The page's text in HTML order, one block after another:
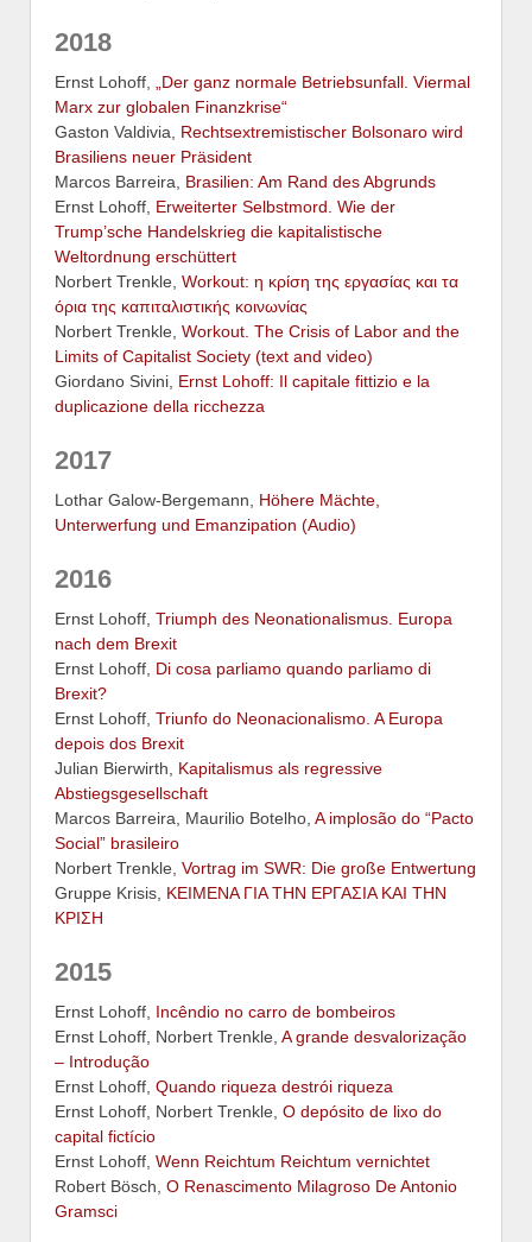
2018
Ernst Lohoff, „Der ganz normale Betriebsunfall. Viermal
Marx zur globalen Finanzkrise“
Gaston Valdivia, Rechtsextremistischer Bolsonaro wird
Brasiliens neuer Präsident
Marcos Barreira, Brasilien: Am Rand des Abgrunds
Ernst Lohoff, Erweiterter Selbstmord. Wie der
Trump’sche Handelskrieg die kapitalistische
Weltordnung erschüttert
Norbert Trenkle, Workout: η κρίση της εργασίας και τα
όρια της καπιταλιστικής κοινωνίας
Norbert Trenkle, Workout. The Crisis of Labor and the
Limits of Capitalist Society (text and video)
Giordano Sivini, Ernst Lohoff: Il capitale fittizio e la
duplicazione della ricchezza
2017
Lothar Galow-Bergemann, Höhere Mächte,
Unterwerfung und Emanzipation (Audio)
2016
Ernst Lohoff, Triumph des Neonationalismus. Europa
nach dem Brexit
Ernst Lohoff, Di cosa parliamo quando parliamo di
Brexit?
Ernst Lohoff, Triunfo do Neonacionalismo. A Europa
depois dos Brexit
Julian Bierwirth, Kapitalismus als regressive
Abstiegsgesellschaft
Marcos Barreira, Maurilio Botelho, A implosão do “Pacto
Social” brasileiro
Norbert Trenkle, Vortrag im SWR: Die große Entwertung
Gruppe Krisis, ΚΕΙΜΕΝΑ ΓΙΑ ΤΗΝ ΕΡΓΑΣΙΑ ΚΑΙ ΤΗΝ
ΚΡΙΣΗ
2015
Ernst Lohoff, Incêndio no carro de bombeiros
Ernst Lohoff, Norbert Trenkle, A grande desvalorização
– Introdução
Ernst Lohoff, Quando riqueza destrói riqueza
Ernst Lohoff, Norbert Trenkle, O depósito de lixo do
capital fictício
Ernst Lohoff, Wenn Reichtum Reichtum vernichtet
Robert Bösch, O Renascimento Milagroso De Antonio
Gramsci